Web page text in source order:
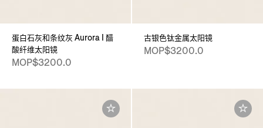
蛋白石灰和条纹灰 Aurora I 醋
酸纤维太阳镜
MOP$3200.0
古银色钛金属太阳镜
MOP$3200.0